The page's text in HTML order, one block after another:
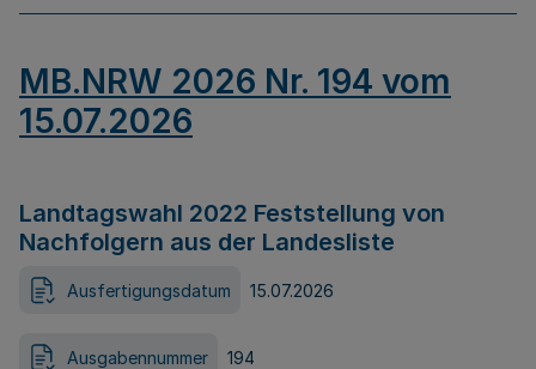
MB.NRW 2026 Nr. 194 vom
15.07.2026
Landtagswahl 2022 Feststellung von
Nachfolgern aus der Landesliste
Ausfertigungsdatum 15.07.2026
Ausgabennummer 194